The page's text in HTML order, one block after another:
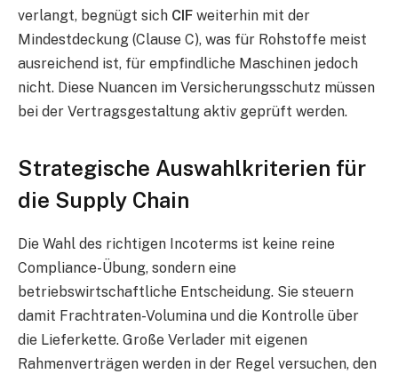
verlangt, begnügt sich CIF weiterhin mit der
Mindestdeckung (Clause C), was für Rohstoffe meist
ausreichend ist, für empfindliche Maschinen jedoch
nicht. Diese Nuancen im Versicherungsschutz müssen
bei der Vertragsgestaltung aktiv geprüft werden.
Strategische Auswahlkriterien für
die Supply Chain
Die Wahl des richtigen Incoterms ist keine reine
Compliance-Übung, sondern eine
betriebswirtschaftliche Entscheidung. Sie steuern
damit Frachtraten-Volumina und die Kontrolle über
die Lieferkette. Große Verlader mit eigenen
Rahmenverträgen werden in der Regel versuchen, den